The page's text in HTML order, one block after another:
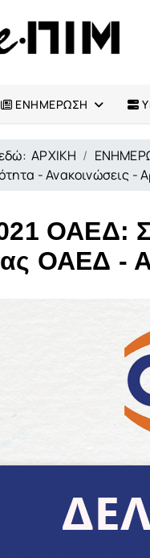
ΕΝΗΜΕΡΩΣΗ
εδώ:ΑΡΧΙΚΗ
- Ανακοινώσεις -
ΟΑΕΔ:
ΟΑΕΔ -